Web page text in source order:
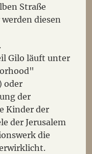
Straße
diesen
Gilo läuft unter
oder
der
Kinder der
der Jerusalem
die